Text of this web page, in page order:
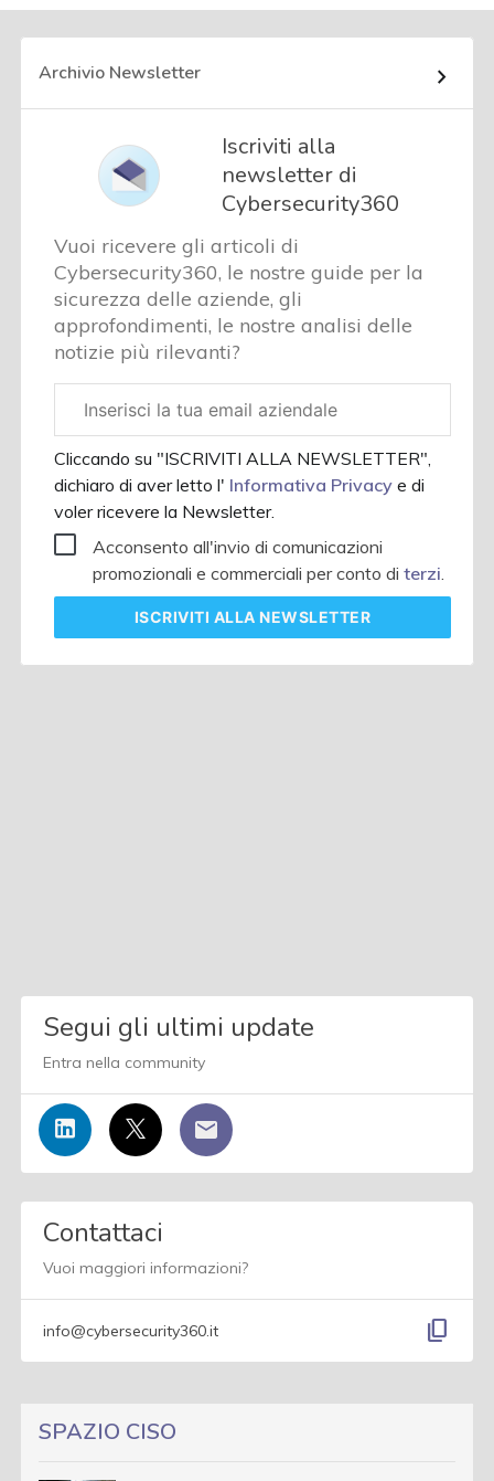
Archivio Newsletter
Iscriviti alla
newsletter di
Cybersecurity360
Vuoi ricevere gli articoli di
Cybersecurity360, le nostre guide per la
sicurezza delle aziende, gli
approfondimenti, le nostre analisi delle
notizie più rilevanti?
aziendale
Cliccando su "ISCRIVITI ALLA NEWSLETTER",
dichiaro di aver letto l' Informativa Privacye di
voler ricevere la Newsletter.
Acconsento all'invio di comunicazioni
promozionali e commerciali per conto diterzi
ISCRIVITI ALLA NEWSLETTER
Segui gli ultimi update
Entra nella community
Contattaci
Vuoi maggiori informazioni?
info@cybersecurity360.it content_copy
SPAZIO CISO